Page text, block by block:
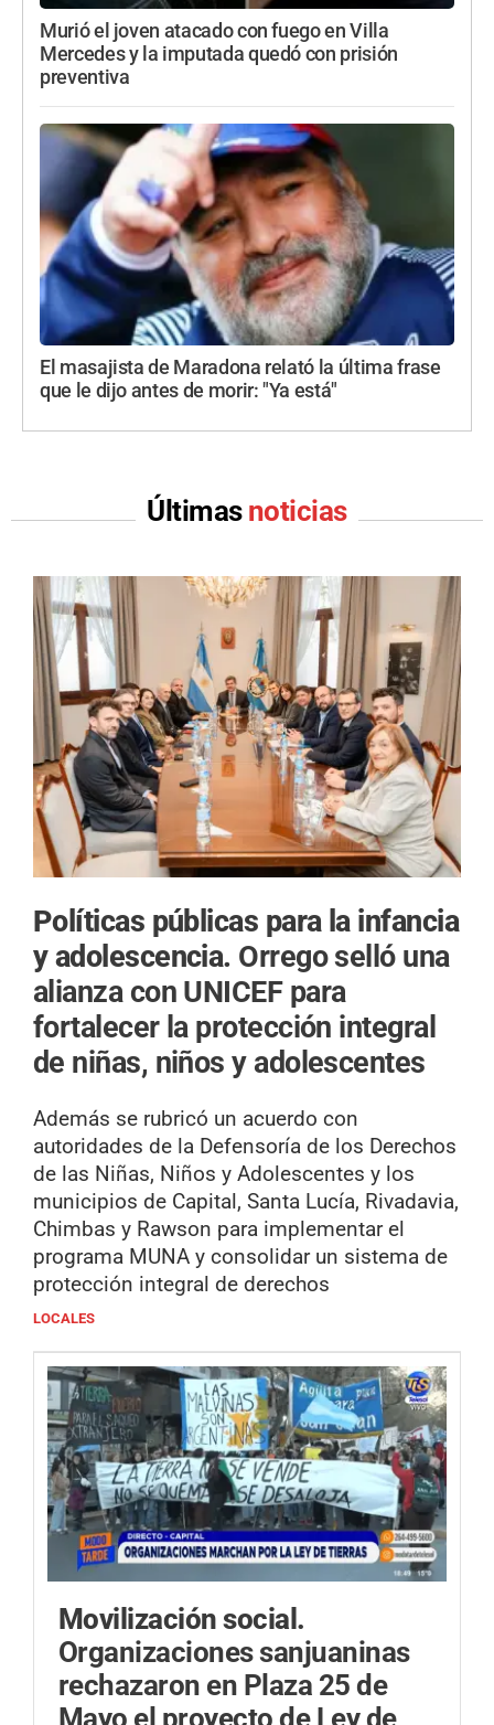
Murió el joven atacado con fuego en Villa
Mercedes y la imputada quedó con prisión
preventiva
El masajista de Maradona relató la última frase
que le dijo antes de morir: "Ya está"
Últimas noticias
Políticas públicas para la infancia
y adolescencia. Orrego selló una
alianza con UNICEF para
fortalecer la protección integral
de niñas, niños y adolescentes
Además se rubricó un acuerdo con
autoridades de la Defensoría de los Derechos
de las Niñas, Niños y Adolescentes y los
municipios de Capital, Santa Lucía, Rivadavia,
Chimbas y Rawson para implementar el
programa MUNA y consolidar un sistema de
protección integral de derechos
LOCALES
Movilización social.
Organizaciones sanjuaninas
rechazaron en Plaza 25 de
Mayo el proyecto de Ley de